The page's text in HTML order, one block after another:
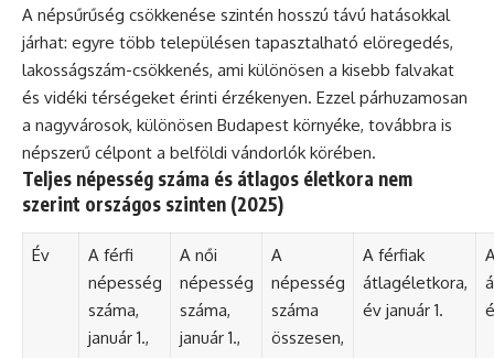
A népsűrűség csökkenése szintén hosszú távú hatásokkal
járhat: egyre több településen tapasztalható elöregedés,
lakosságszám-csökkenés, ami különösen a kisebb falvakat
és vidéki térségeket érinti érzékenyen. Ezzel párhuzamosan
a nagyvárosok, különösen Budapest környéke, továbbra is
népszerű célpont a belföldi vándorlók körében.
Teljes népesség száma és átlagos életkora nem
szerint országos szinten (2025)
Év
A férfi
népesség
száma,
január 1.,
A női
népesség
száma,
január 1.,
A
népesség
száma
összesen,
A férfiak
átlagéletkora,
év január 1.